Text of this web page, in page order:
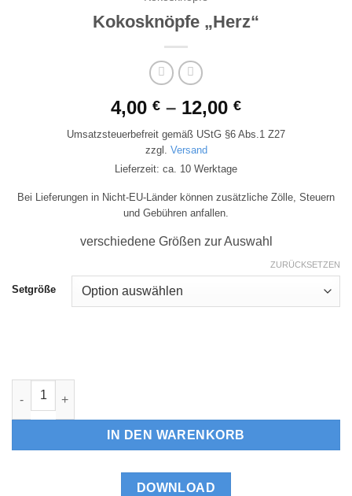
Kokosknöpfe „Herz“
4,00 € – 12,00 €
Umsatzsteuerbefreit gemäß UStG §6 Abs.1 Z27
zzgl. Versand
Lieferzeit: ca. 10 Werktage
Bei Lieferungen in Nicht-EU-Länder können zusätzliche Zölle, Steuern
und Gebühren anfallen.
verschiedene Größen zur Auswahl
Setgröße
ZURÜCKSETZEN
Kokosknöpfe "Herz" Menge
IN DEN WARENKORB
DOWNLOAD